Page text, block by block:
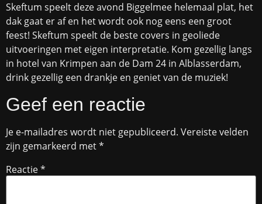
Skeftum speelt deze avond Biggelmee helemaal plat, het
dak gaat er af en het wordt ook nog eens een groot
feest! Skeftum speelt de beste covers in geoliede
uitvoeringen met eigen interpretatie. Kom gezellig langs
in hotel van Krimpen aan de Dam 24 in Alblasserdam,
drink gezellig een drankje en geniet van de muziek!
Geef een reactie
Je e-mailadres wordt niet gepubliceerd. Vereiste velden
zijn gemarkeerd met*
Reactie*